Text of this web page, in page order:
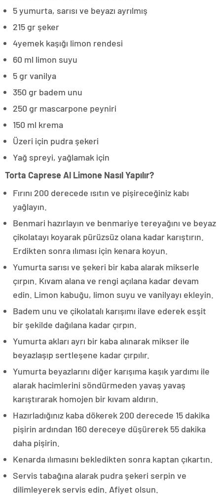
5 yumurta, sarısı ve beyazı ayrılmış
215 gr şeker
4yemek kaşığı limon rendesi
60 ml limon suyu
5 gr vanilya
350 gr badem unu
250 gr mascarpone peyniri
150 ml krema
Üzeri için pudra şekeri
Yağ spreyi, yağlamak için
Torta Caprese Al Limone Nasıl Yapılır?
Fırını 200 derecede ısıtın ve pişireceğiniz kabı
yağlayın.
Benmari hazırlayın ve benmariye tereyağını ve beyaz
çikolatayı koyarak pürüzsüz olana kadar karıştırın.
Erdikten sonra ılıması için kenara koyun.
Yumurta sarısı ve şekeri bir kaba alarak mikserle
çırpın. Kıvam alana ve rengi açılana kadar devam
edin. Limon kabuğu, limon suyu ve vanilyayı ekleyin.
Badem unu ve çikolatalı karışımı ilave ederek esşit
bir şekilde dağılana kadar çırpın.
Yumurta akları ayrı bir kaba alınarak mikser ile
beyazlaşıp sertleşene kadar çırpılır.
Yumurta beyazlarını diğer karışıma kaşık yardımı ile
alarak hacimlerini söndürmeden yavaş yavaş
karıştırarak homojen bir kıvam aldırın.
Hazırladığınız kaba dökerek 200 derecede 15 dakika
pişirin ardından 160 dereceye düşürerek 55 dakika
daha pişirin.
Kenarda ılımasını bekledikten sonra kaptan çıkartın.
Servis tabağına alarak pudra şekeri serpin ve
dilimleyerek servis edin. Afiyet olsun.